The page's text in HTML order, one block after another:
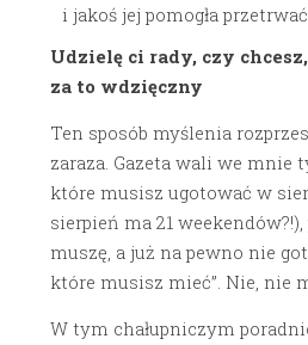
i jakoś jej pomogła
Udzielę ci rady, czy
za to wdzięczny
Ten sposób myślenia
zaraza. Gazeta wali we mnie
które musisz ugotować w
sierpień ma 21
muszę, a już na pewno nie
które musisz mieć”. Nie, nie
W tym chałupniczym